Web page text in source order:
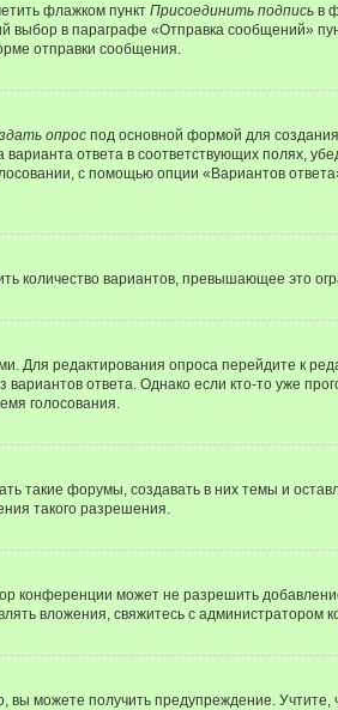
флажком пункт Присоединить подпись в
в параграфе «Отправка сообщений»
отправки сообщения.
опрос под основной формой для
ответа в соответствующих полях,
с помощью опции «Вариантов
количество вариантов, превышающее это
Для редактирования опроса перейдите к
ответа. Однако если кто-то уже
голосования.
такие форумы, создавать в них темы и
такого разрешения.
конференции может не разрешить
вложения, свяжитесь с администратором
можете получить предупреждение.